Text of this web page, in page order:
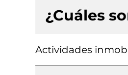
¿Cuáles
Actividades